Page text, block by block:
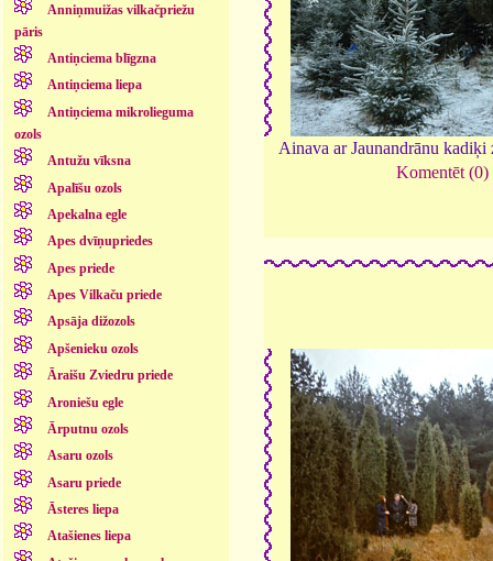
Anniņmuižas vilkačpriežu
pāris
Antiņciema blīgzna
Antiņciema liepa
Antiņciema mikrolieguma
ozols
Antužu vīksna
Apalīšu ozols
Apekalna egle
Apes dvīņupriedes
Apes priede
Apes Vilkaču priede
Apsāja dižozols
Apšenieku ozols
Āraišu Zviedru priede
Aroniešu egle
Ārputnu ozols
Asaru ozols
Asaru priede
Āsteres liepa
Atašienes liepa
Ainava ar Jaunandrānu kadiķi
Komentēt (0)